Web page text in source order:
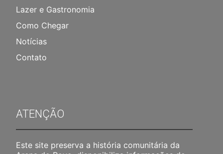
Lazer e Gastronomia
Como Chegar
Notícias
Contato
ATENÇÃO
Este site preserva a história comunitária da